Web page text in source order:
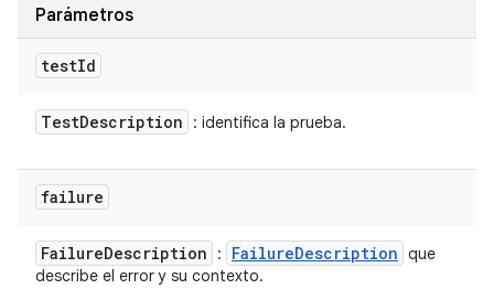
Parámetros
testId
TestDescription : identifica la prueba.
failure
FailureDescription : FailureDescription que
describe el error y su contexto.